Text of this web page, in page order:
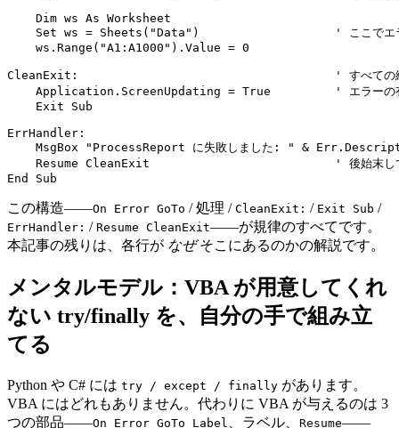
    Dim ws As Worksheet
Set ws = Sheets("Data")                   ' ここでエ
    ws.Range("A1:A1000").Value = 0
CleanExit:                                    ' すべての経路が
Application.ScreenUpdating = True         ' エラーの有
    Exit Sub
ErrHandler:
MsgBox "ProcessReport に失敗しました: " &
Resume CleanExit                          ' 後始末し
この構造——On Error GoTo / 処理 / CleanExit: / Exit Sub /
ErrHandler: / Resume CleanExit——が規律のすべてです。
本記事の残りは、各行が なぜそこにあるのかの解説です。
メンタルモデル：VBA が用意してくれ
ない try/finally を、自分の手で組み立
てる
Python や C# には try / except / finally があります。
VBA にはどれもありません。代わりに VBA が与えるのは 3
つの部品——On Error GoTo Label 、ラベル、 Resume——